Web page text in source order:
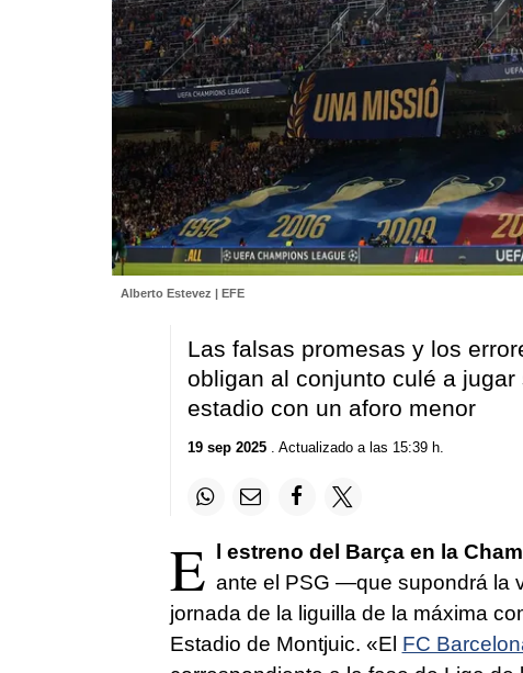
Alberto Estevez | EFE
Las falsas promesas y los
obligan al conjunto culé a
estadio con un aforo menor
19 sep 2025. Actualizado a las 15:39 h.
E l estreno del Barça en la
ante el PSG —que supondrá la
jornada de la liguilla de la máxima
Estadio de Montjuic. «El FC